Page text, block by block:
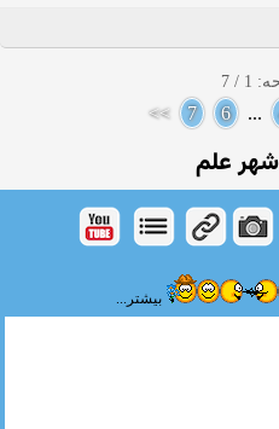
/ 7
...
6
7
>>
علم
بیشتر...